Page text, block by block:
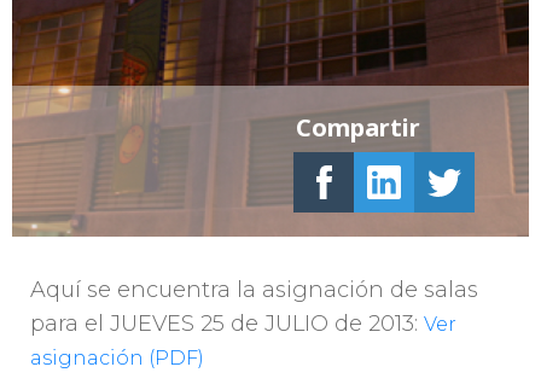
Aquí se encuentra la asignación de salas
para el JUEVES 25 de JULIO de 2013: Ver
asignación (PDF)
Compartir